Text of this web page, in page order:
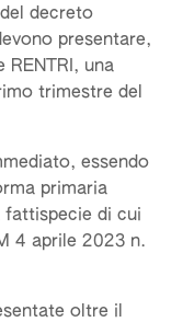
decreto
presentare,
RENTRI, una
trimestre del
essendo
primaria
fattispecie di cui
4 aprile 2023 n.
oltre il